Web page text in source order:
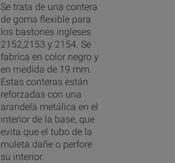
Se trata de una contera
de goma flexible para
los bastones ingleses
2152,2153 y 2154. Se
fabrica en color negro y
en medida de 19 mm.
Estas conteras están
reforzadas con una
arandela metálica en el
interior de la base, que
evita que el tubo de la
muleta dañe o perfore
su interior.